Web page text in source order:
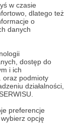
w czasie
dlatego też
o
danych
dostęp do
i ich
oraz podmioty
działalności,
preferencje
opcję